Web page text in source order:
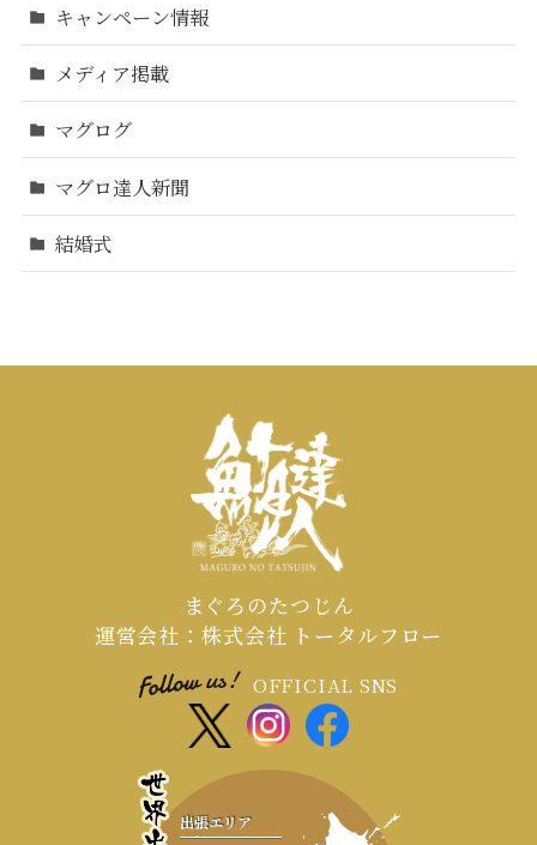
キャンペーン情報
メディア掲載
マグログ
マグロ達人新聞
結婚式
まぐろのたつじん
運営会社：株式会社 トータルフロー
OFFICIAL SNS
出張エリア